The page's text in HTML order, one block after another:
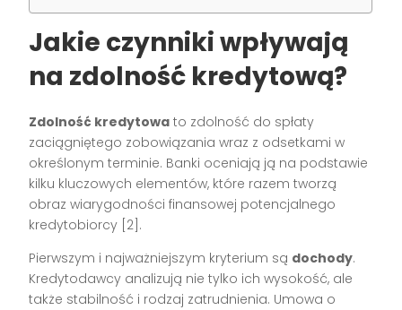
Jakie czynniki wpływają
na zdolność kredytową?
Zdolność kredytowa to zdolność do spłaty
zaciągniętego zobowiązania wraz z odsetkami w
określonym terminie. Banki oceniają ją na podstawie
kilku kluczowych elementów, które razem tworzą
obraz wiarygodności finansowej potencjalnego
kredytobiorcy [2].
Pierwszym i najważniejszym kryterium są dochody.
Kredytodawcy analizują nie tylko ich wysokość, ale
także stabilność i rodzaj zatrudnienia. Umowa o